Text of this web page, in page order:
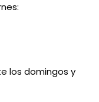
los domingos y